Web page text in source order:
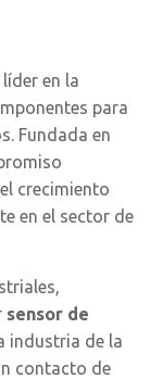
en la
para
Fundada en
crecimiento
en el sector de
sensor de
industria de la
contacto de